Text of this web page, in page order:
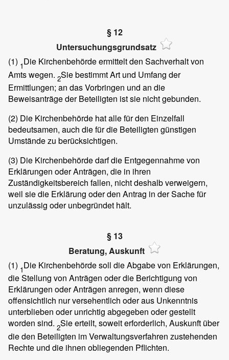
§ 12
Untersuchungsgrundsatz
(1) 1Die Kirchenbehörde ermittelt den Sachverhalt von
Amts wegen. 2Sie bestimmt Art und Umfang der
Ermittlungen; an das Vorbringen und an die
Beweisanträge der Beteiligten ist sie nicht gebunden.
(2) Die Kirchenbehörde hat alle für den Einzelfall
bedeutsamen, auch die für die Beteiligten günstigen
Umstände zu berücksichtigen.
(3) Die Kirchenbehörde darf die Entgegennahme von
Erklärungen oder Anträgen, die in ihren
Zuständigkeitsbereich fallen, nicht deshalb verweigern,
weil sie die Erklärung oder den Antrag in der Sache für
unzulässig oder unbegründet hält.
§ 13
Beratung, Auskunft
(1) 1Die Kirchenbehörde soll die Abgabe von Erklärungen,
die Stellung von Anträgen oder die Berichtigung von
Erklärungen oder Anträgen anregen, wenn diese
offensichtlich nur versehentlich oder aus Unkenntnis
unterblieben oder unrichtig abgegeben oder gestellt
worden sind. 2Sie erteilt, soweit erforderlich, Auskunft über
die den Beteiligten im Verwaltungsverfahren zustehenden
Rechte und die ihnen obliegenden Pflichten.